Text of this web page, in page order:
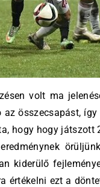
volt ma
összecsapást,
hogy hogy játszott
kiderülő
értékelni ezt a